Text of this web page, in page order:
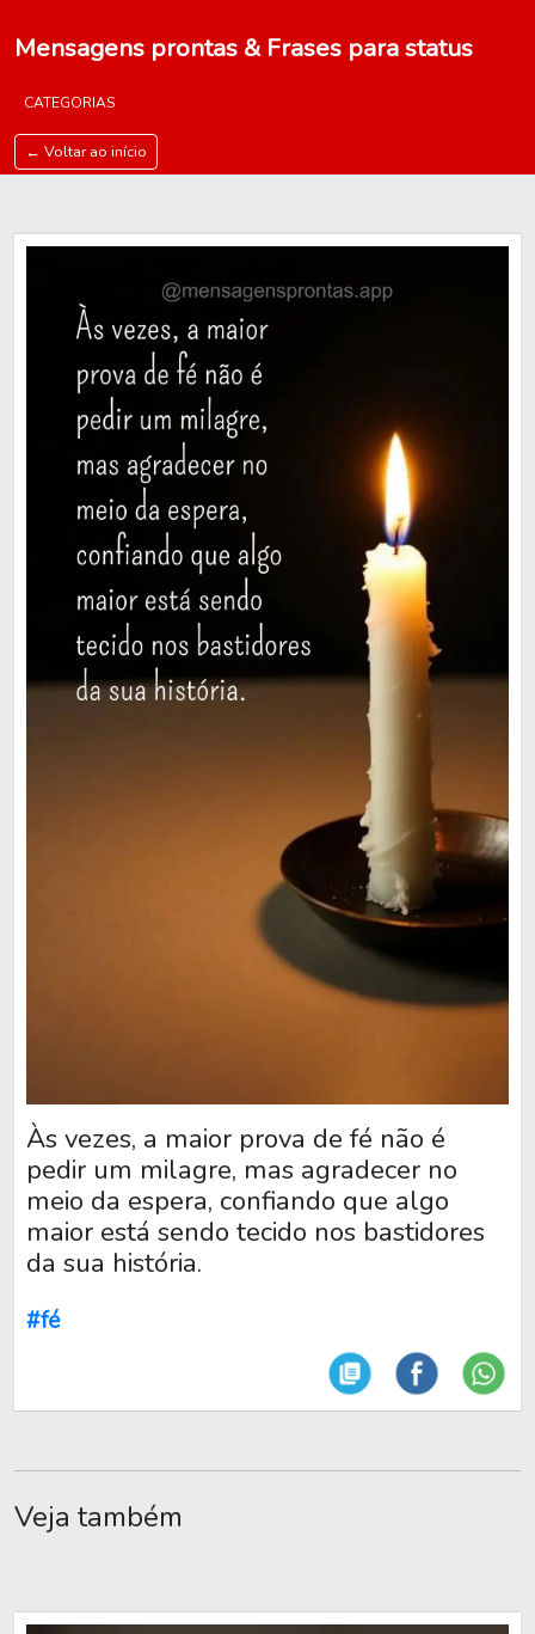
Mensagens prontas & Frases para status
CATEGORIAS
← Voltar ao início
Às vezes, a maior prova de fé não é
pedir um milagre, mas agradecer no
meio da espera, confiando que algo
maior está sendo tecido nos bastidores
da sua história.
#fé
Veja também